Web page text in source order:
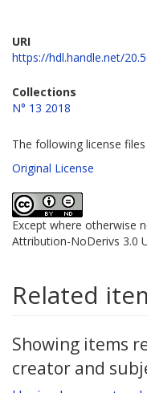
URI
https://hdl.handle.net/
Collections
N° 13 2018
The following license
Original License
Except where otherwise
Attribution-NoDerivs 3.0
Related
Showing items
creator and